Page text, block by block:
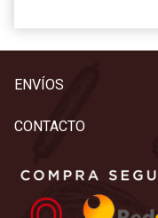
ENVÍOS
CONTACTO